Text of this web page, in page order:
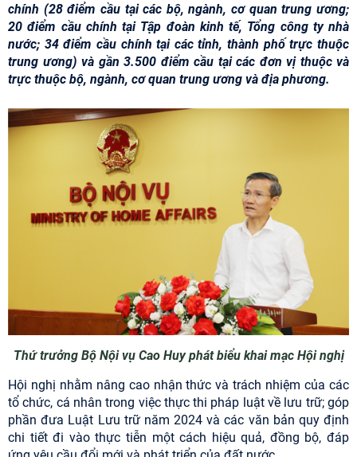
chính (28 điểm cầu tại các bộ, ngành, cơ quan trung ương;
20 điểm cầu chính tại Tập đoàn kinh tế, Tổng công ty nhà
nước; 34 điểm cầu chính tại các tỉnh, thành phố trực thuộc
trung ương) và gần 3.500 điểm cầu tại các đơn vị thuộc và
trực thuộc bộ, ngành, cơ quan trung ương và địa phương.
Thứ trưởng Bộ Nội vụ Cao Huy phát biểu khai mạc Hội nghị
Hội nghị nhằm nâng cao nhận thức và trách nhiệm của các
tổ chức, cá nhân trong việc thực thi pháp luật về lưu trữ; góp
phần đưa Luật Lưu trữ năm 2024 và các văn bản quy định
chi tiết đi vào thực tiễn một cách hiệu quả, đồng bộ, đáp